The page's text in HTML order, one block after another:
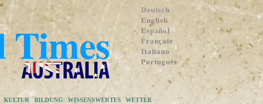
Deutsch
English
Español
Français
Italiano
Português
KULTUR BILDUNG WISSENSWERTES WETTER